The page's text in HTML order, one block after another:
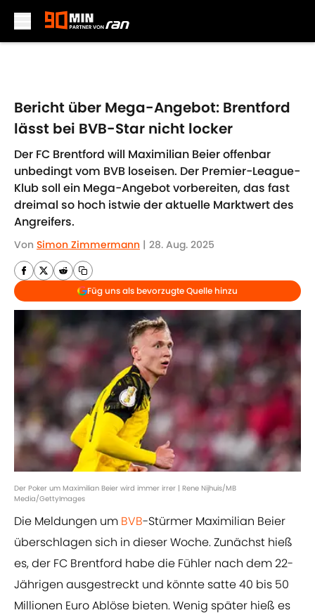
Bericht über Mega-Angebot: Brentford
lässt bei BVB-Star nicht locker
Der FC Brentford will Maximilian Beier offenbar
unbedingt vom BVB loseisen. Der Premier-League-
Klub soll ein Mega-Angebot vorbereiten, das fast
dreimal so hoch istwie der aktuelle Marktwert des
Angreifers.
Von Simon Zimmermann | 28. Aug. 2025
Füg uns als bevorzugte Quelle hinzu
Der Poker um Maximilian Beier wird immer irrer | Rene Nijhuis/MB
Media/GettyImages
Die Meldungen um BVB-Stürmer Maximilian Beier
überschlagen sich in dieser Woche. Zunächst hieß
es, der FC Brentford habe die Fühler nach dem 22-
Jährigen ausgestreckt und könnte satte 40 bis 50
Millionen Euro Ablöse bieten. Wenig später hieß es